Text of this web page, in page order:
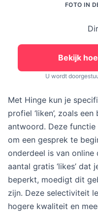
FOTO IN
Bekijk
U wordt
Met Hinge kun je
profiel ‘liken’, zoals
antwoord. Deze
om een gesprek te
onderdeel is van online
aantal gratis ‘likes’ dat
beperkt, moedigt dit
zijn. Deze selectiviteit
hogere kwaliteit en